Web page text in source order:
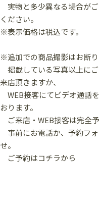
実物と多少異なる場合が
ください。
※表示価格は税込です。
※追加での商品撮影はお断り
掲載している写真以上に
来店頂きますか、
WEB接客にてビデオ通話
おります。
ご来店・WEB接客は完全
事前にお電話か、予約フ
せ。
ご予約はコチラから